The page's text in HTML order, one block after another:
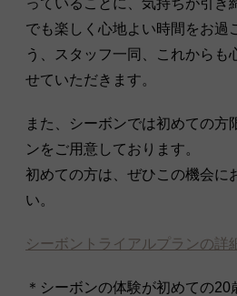
でも楽しく心地よい時間をお過
う、スタッフ一同、これからも
せていただきます。
また、シーボンでは初めての方
ンをご用意しております。
初めての方は、ぜひこの機会に
い。
シーボントライアルプランの詳
＊シーボンの体験が初めての20